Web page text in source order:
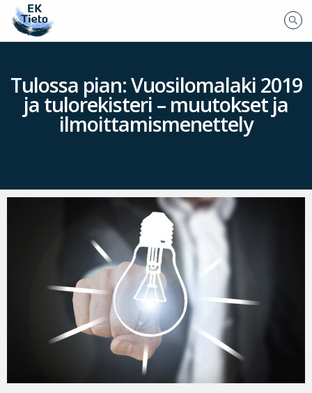
Tulossa pian: Vuosilomalaki 2019
ja tulorekisteri – muutokset ja
ilmoittamismenettely